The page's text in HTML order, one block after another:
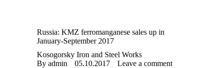
Russia: KMZ ferromanganese sales up in
January-September 2017
Kosogorsky Iron and Steel Works
By admin 05.10.2017
Leave a comment